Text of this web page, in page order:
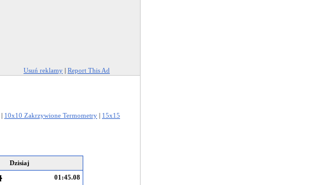
Usuń reklamy | Report This Ad
| 10x10 Zakrzywione Termometry | 15x15
Dzisiaj
01:45.08